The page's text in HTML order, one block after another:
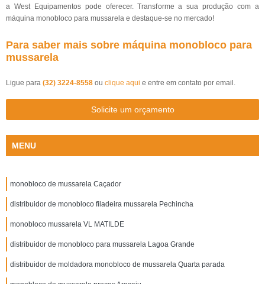
a West Equipamentos pode oferecer. Transforme a sua produção com a
máquina monobloco para mussarela e destaque-se no mercado!
Para saber mais sobre máquina monobloco para
mussarela
Ligue para (32) 3224-8558 ou clique aqui e entre em contato por email.
Solicite um orçamento
MENU
monobloco de mussarela Caçador
distribuidor de monobloco filadeira mussarela Pechincha
monobloco mussarela VL MATILDE
distribuidor de monobloco para mussarela Lagoa Grande
distribuidor de moldadora monobloco de mussarela Quarta parada